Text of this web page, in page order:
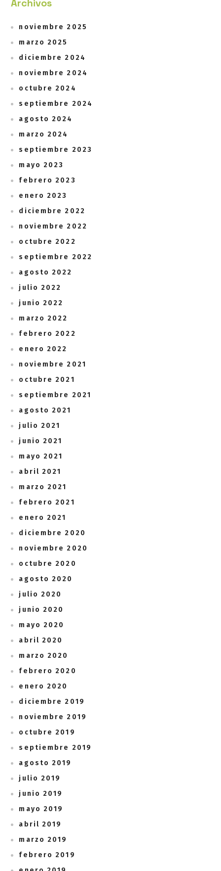
Archivos
noviembre 2025
marzo 2025
diciembre 2024
noviembre 2024
octubre 2024
septiembre 2024
agosto 2024
marzo 2024
septiembre 2023
mayo 2023
febrero 2023
enero 2023
diciembre 2022
noviembre 2022
octubre 2022
septiembre 2022
agosto 2022
julio 2022
junio 2022
marzo 2022
febrero 2022
enero 2022
noviembre 2021
octubre 2021
septiembre 2021
agosto 2021
julio 2021
junio 2021
mayo 2021
abril 2021
marzo 2021
febrero 2021
enero 2021
diciembre 2020
noviembre 2020
octubre 2020
agosto 2020
julio 2020
junio 2020
mayo 2020
abril 2020
marzo 2020
febrero 2020
enero 2020
diciembre 2019
noviembre 2019
octubre 2019
septiembre 2019
agosto 2019
julio 2019
junio 2019
mayo 2019
abril 2019
marzo 2019
febrero 2019